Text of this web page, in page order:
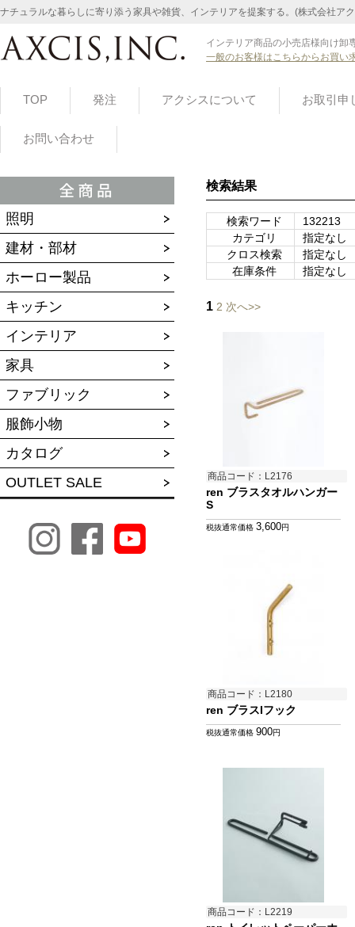
ナチュラルな暮らしに寄り添う家具や雑貨、インテリアを提案する。(株式会社ア
インテリア商品の小売店様向け卸
一般のお客様はこちらからお買い
TOP 発注 アクシスについて お取引申
お問い合わせ
照明
建材・部材
ホーロー製品
キッチン
インテリア
家具
ファブリック
服飾小物
カタログ
OUTLET SALE
検索結果
検索ワード
132213
カテゴリ
指定なし
クロス検索
指定なし
在庫条件
指定なし
1 2 次へ>>
商品コード：L2176
ren ブラスタオルハンガー
S
税抜通常価格 3,600円
商品コード：L2180
ren ブラスIフック
税抜通常価格 900円
商品コード：L2219